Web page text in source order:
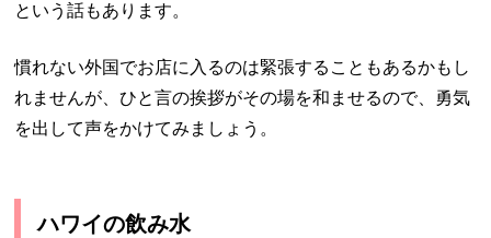
という話もあります。
慣れない外国でお店に入るのは緊張することもあるかもし
れませんが、ひと言の挨拶がその場を和ませるので、勇気
を出して声をかけてみましょう。
ハワイの飲み水